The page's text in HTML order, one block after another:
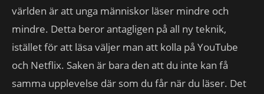
världen är att unga människor läser mindre och
mindre. Detta beror antagligen på all ny teknik,
istället för att läsa väljer man att kolla på YouTube
och Netflix. Saken är bara den att du inte kan få
samma upplevelse där som du får när du läser. Det